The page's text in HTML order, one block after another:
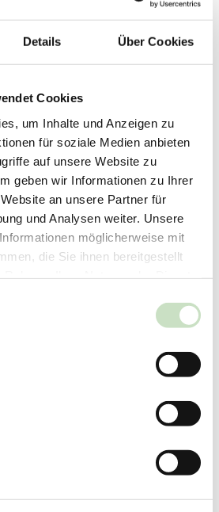
Details Über Cookies
Cookies
um Inhalte und Anzeigen zu
für soziale Medien anbieten
auf unsere Website zu
geben wir Informationen zu Ihrer
an unsere Partner für
und Analysen weiter. Unsere
möglicherweise mit
die Sie ihnen bereitgestellt
Suchen
Kloster
Steyler Campus in Sankt Augustin ist
ausgebrochen. Fünf Brüder
leicht verletzt und vorübergehend im
im Steyler Missionshaus
Bibliothek und der Kirche